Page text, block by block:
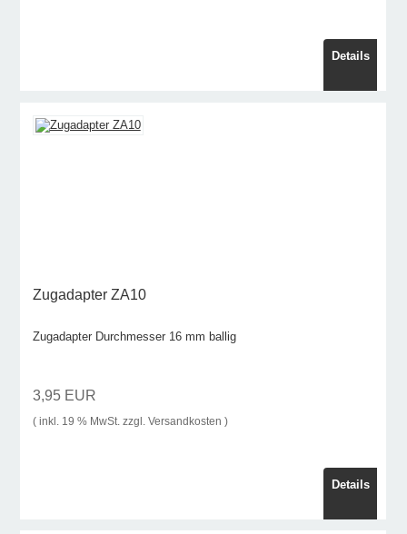
Details
Zugadapter ZA10
Zugadapter Durchmesser 16 mm ballig
3,95 EUR
( inkl. 19 % MwSt. zzgl. Versandkosten )
Details